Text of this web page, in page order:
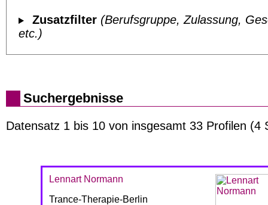
Zusatzfilter (Berufsgruppe, Zulassung,
etc.)
Suchergebnisse
Datensatz 1 bis 10 von insgesamt 33 Profilen (4
Lennart Normann
Trance-Therapie-Berlin